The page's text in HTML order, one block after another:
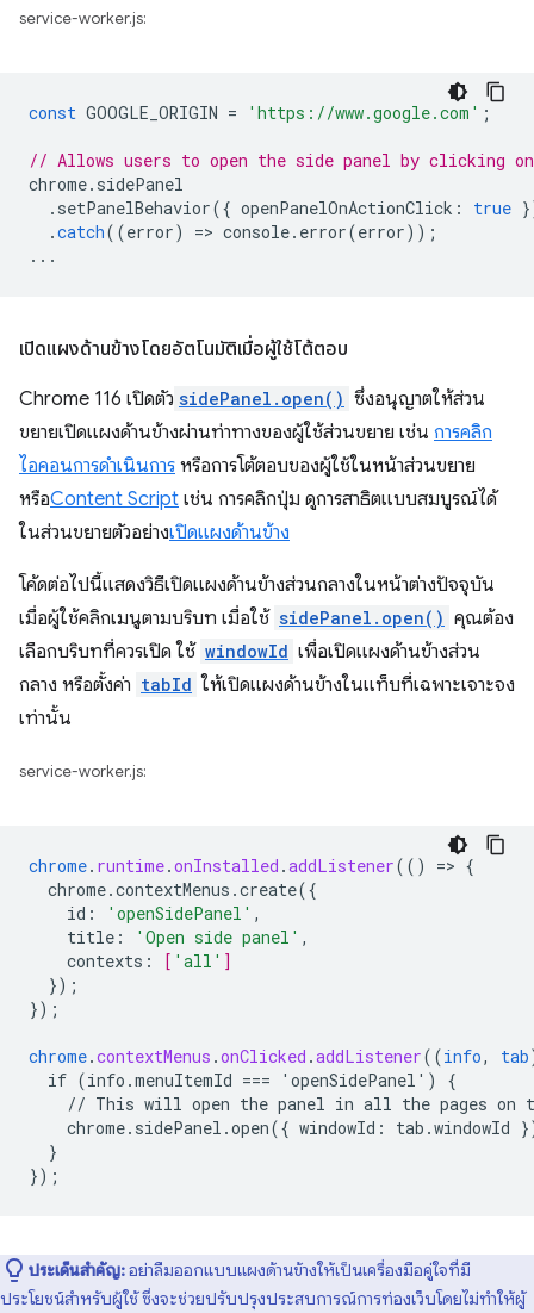
service-worker.js:
const GOOGLE_ORIGIN = 'https://www.google.com' ;
// Allows users to open the side panel by clicking
chrome. sidePanel
. setPanelBehavior({ openPanelOnActionClick : true
.catch((error) => console. error(error));
...
เปิดแผงด้านข้างโดยอัตโนมัติเมื่อผู้ใช้โต้ตอบ
Chrome 116 เปิดตัว sidePanel.open() ซึ่งอนุญาตให้ส่วน
ขยายเปิดแผงด้านข้างผ่านท่าทางของผู้ใช้ส่วนขยาย เช่น การคลิก
ไอคอนการดำเนินการ หรือการโต้ตอบของผู้ใช้ในหน้าส่วนขยาย
หรือContent Script เช่น การคลิกปุ่ม ดูการสาธิตแบบสมบูรณ์ได้
ในส่วนขยายตัวอย่างเปิดแผงด้านข้าง
โค้ดต่อไปนี้แสดงวิธีเปิดแผงด้านข้างส่วนกลางในหน้าต่างปัจจุบัน
เมื่อผู้ใช้คลิกเมนูตามบริบท เมื่อใช้ sidePanel.open() คุณต้อง
เลือกบริบทที่ควรเปิด ใช้ windowId เพื่อเปิดแผงด้านข้างส่วน
กลาง หรือตั้งค่า tabId ให้เปิดแผงด้านข้างในแท็บที่เฉพาะเจาะจง
เท่านั้น
service-worker.js:
chrome. runtime.onInstalled .addListener(() => {
chrome.contextMenus.create({
id : 'openSidePanel' ,
title : 'Open side panel' ,
contexts : [ 'all' ]
});
});
chrome.contextMenus .onClicked .addListener((info, tab
if (info.menuItemId === 'openSidePanel')
{
// This will open the panel in all the pages on
chrome.sidePanel.open({ windowId : tab .windowId }
}
});
ประเด็นสำคัญ:อย่าลืมออกแบบแผงด้านข้างให้เป็นเครื่องมือคู่ใจที่มี
ประโยชน์สำหรับผู้ใช้ ซึ่งจะช่วยปรับปรุงประสบการณ์การท่องเว็บโดยไม่ทำให้ผู้